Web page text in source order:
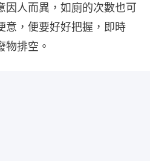
因人而異，如廁的次數也可
意，便要好好把握，即時
物排空。